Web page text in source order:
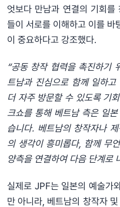
엇보다 만남과 연결의 기회를
들이 서로를 이해하고 이를 바
이 중요하다고 강조했다.
“공동 창작 협력을 촉진하기
트남과 진심으로 함께 일하
더 자주 방문할 수 있도록 기
크쇼를 통해 베트남 측은 일
습니다. 베트남의 창작자나
의 생각이 흥미롭다, 함께 무
양측을 연결하여 다음 단계로
실제로 JPF는 일본의 예술가
만 아니라, 베트남의 창작자